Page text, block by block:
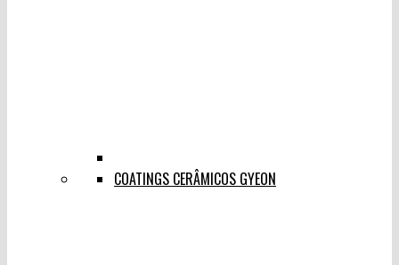
COATINGS CERÂMICOS GYEON